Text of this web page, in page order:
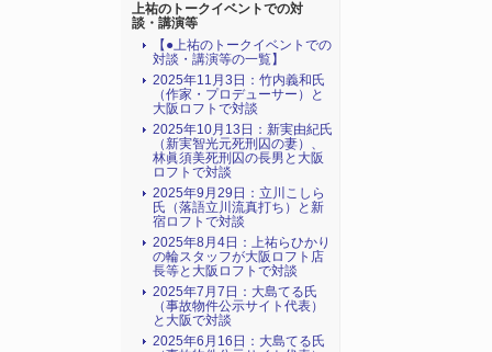
上祐のトークイベントでの対
談・講演等
【●上祐のトークイベントでの
対談・講演等の一覧】
2025年11月3日：竹内義和氏
（作家・プロデューサー）と
大阪ロフトで対談
2025年10月13日：新実由紀氏
（新実智光元死刑囚の妻）、
林眞須美死刑囚の長男と大阪
ロフトで対談
2025年9月29日：立川こしら
氏（落語立川流真打ち）と新
宿ロフトで対談
2025年8月4日：上祐らひかり
の輪スタッフが大阪ロフト店
長等と大阪ロフトで対談
2025年7月7日：大島てる氏
（事故物件公示サイト代表）
と大阪で対談
2025年6月16日：大島てる氏